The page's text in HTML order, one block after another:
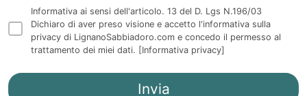
Informativa ai sensi dell'articolo. 13 del D. Lgs N.196/03
Dichiaro di aver preso visione e accetto l'informativa sulla
privacy di LignanoSabbiadoro.com e concedo il permesso al
trattamento dei miei dati. [Informativa privacy]